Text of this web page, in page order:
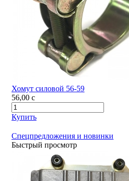
Хомут силовой 56-59
56,00 c
Купить
Спецпредложения и новинки
Быстрый просмотр